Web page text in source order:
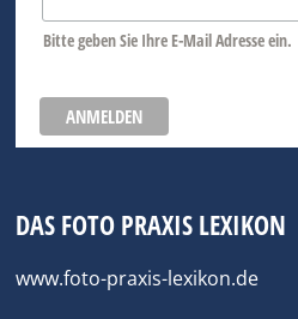
Bitte geben Sie Ihre E-Mail Adresse ein.
DAS FOTO PRAXIS LEXIKON
www.foto-praxis-lexikon.de